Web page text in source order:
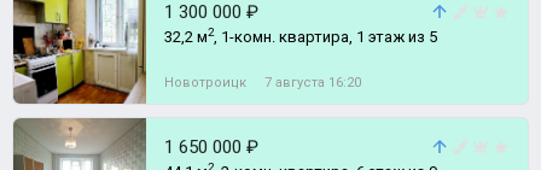
1 300 000 ₽
32,2 м2, 1-комн. квартира, 1 этаж из 5
Новотроицк 7 августа 16:20
1 650 000 ₽
2